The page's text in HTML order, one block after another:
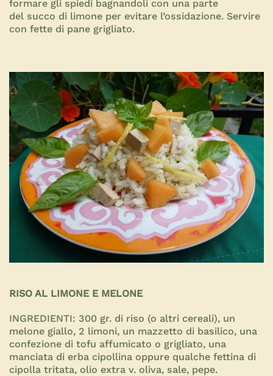
formare gli spiedi bagnandoli con una parte
del succo di limone per evitare l’ossidazione. Servire
con fette di pane grigliato.
RISO AL LIMONE E MELONE
INGREDIENTI: 300 gr. di riso (o altri cereali), un
melone giallo, 2 limoni, un mazzetto di basilico, una
confezione di tofu affumicato o grigliato, una
manciata di erba cipollina oppure qualche fettina di
cipolla tritata, olio extra v. oliva, sale, pepe.